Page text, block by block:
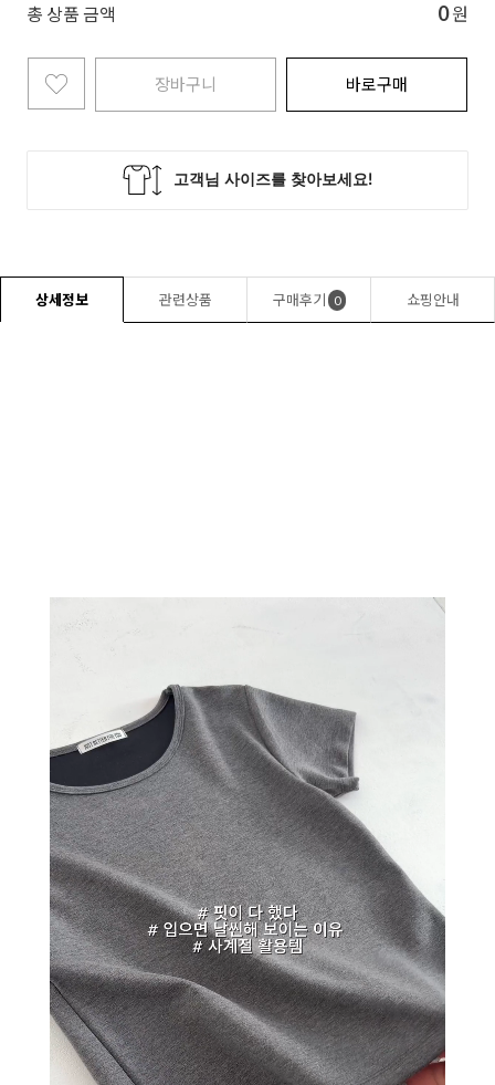
총 상품 금액 0 원
장바구니 바로구매
상세정보 관련상품 구매후기 0 쇼핑안내